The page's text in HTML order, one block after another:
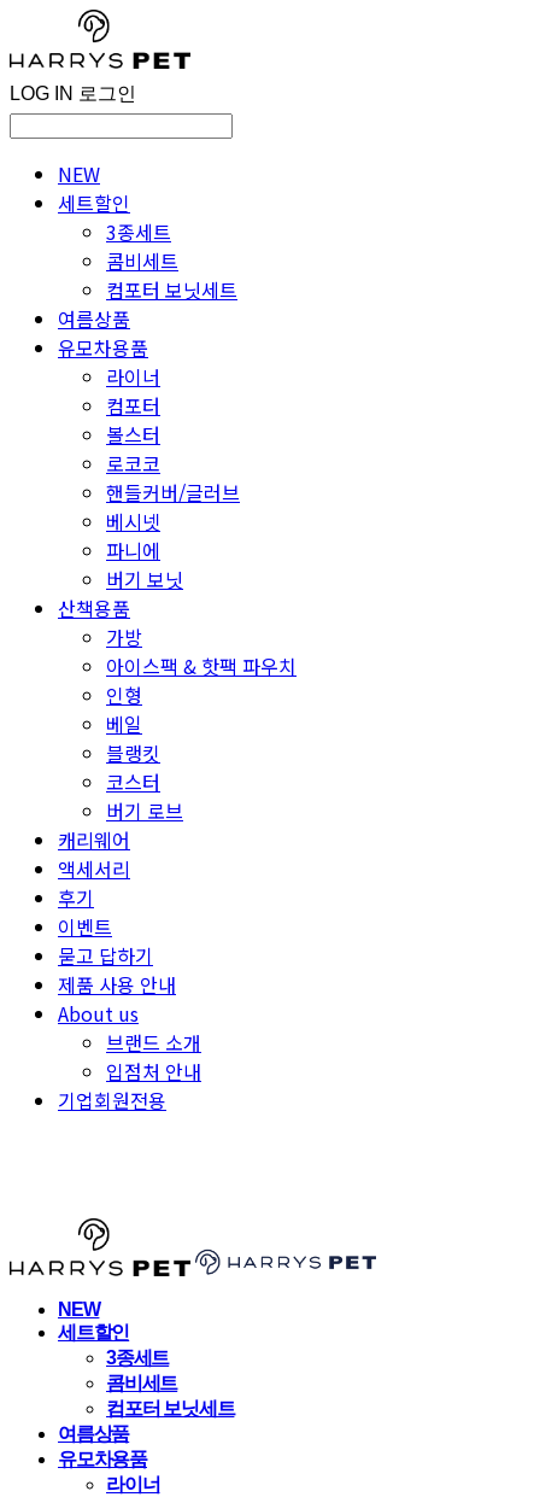
LOG IN 로그인
NEW
세트할인
3종세트
콤비세트
컴포터 보닛세트
여름상품
유모차용품
라이너
컴포터
볼스터
로코코
핸들커버/글러브
베시넷
파니에
버기 보닛
산책용품
가방
아이스팩 & 핫팩 파우치
인형
베일
블랭킷
코스터
버기 로브
캐리웨어
액세서리
후기
이벤트
묻고 답하기
제품 사용 안내
About us
브랜드 소개
입점처 안내
기업회원전용
NEW
세트할인
3종세트
콤비세트
컴포터 보닛세트
여름상품
유모차용품
라이너